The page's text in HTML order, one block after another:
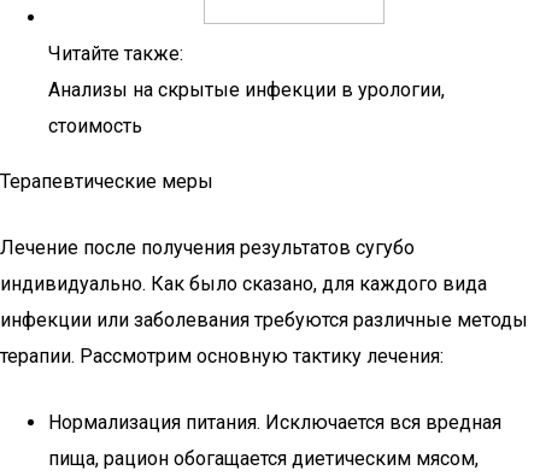
Читайте также:
Анализы на скрытые инфекции в урологии,
стоимость
Терапевтические меры
Лечение после получения результатов сугубо
индивидуально. Как было сказано, для каждого вида
инфекции или заболевания требуются различные методы
терапии. Рассмотрим основную тактику лечения:
Нормализация питания. Исключается вся вредная
пища, рацион обогащается диетическим мясом,